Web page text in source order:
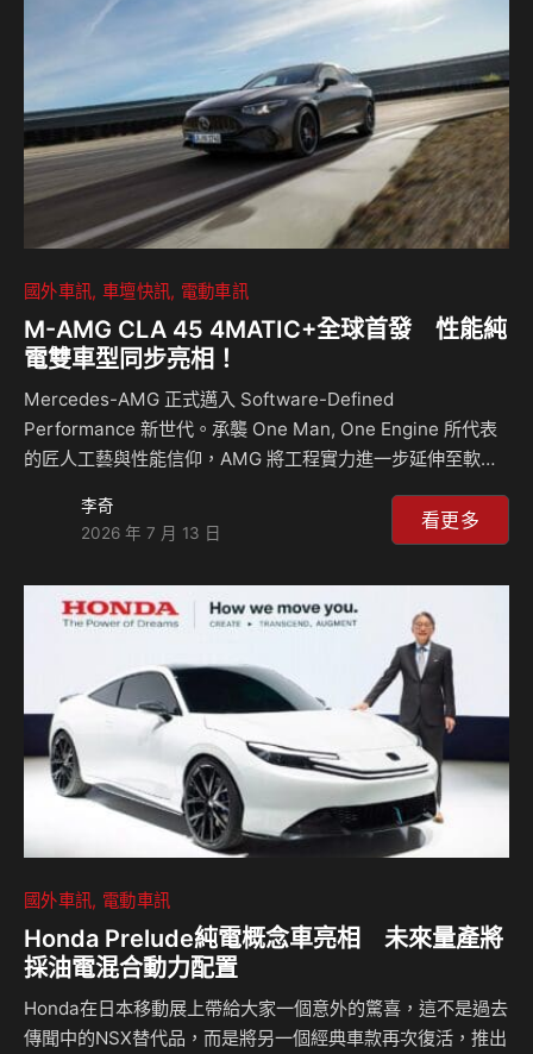
BMW M的高性能開發負責人Dirk Häcker表示，M3的下一代
燃油引擎版本將採用六缸直列引擎，並搭載48V輕油電動力系
統，這與現行的M340i動…
國外車訊 車壇快訊 電動車訊
M-AMG CLA 45 4MATIC+全球首發 性能純
電雙車型同步亮相！
Mercedes-AMG 正式邁入 Software-Defined
Performance 新世代。承襲 One Man, One Engine 所代表
的匠人工藝與性能信仰，AMG 將工程實力進一步延伸至軟
學。全新 Mercedes-AMG CLA 45 4MATIC+ 以 MMA 平台
與 AMG 專屬電動性能科技打造，成為 Mercedes-AMG 純電
Nose 鯊魚鼻設計、MB.OS 智慧架構與新世代豪華體驗，再
透過 AMG 對性能、操控與工程的重新詮釋，宣告 Mer…
李奇
2026 年 7 月 13 日
看更多
國外車訊 電動車訊
Honda Prelude純電概念車亮相 未來量產將
採油電混合動力配置
Honda在日本移動展上帶給大家一個意外的驚喜，這不是過去
傳聞中的NSX替代品，而是將另一個經典車款再次復活，推出